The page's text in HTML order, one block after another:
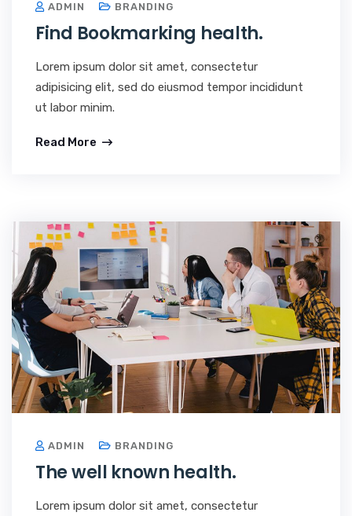
ADMIN BRANDING
Find Bookmarking health.
Lorem ipsum dolor sit amet, consectetur
adipisicing elit, sed do eiusmod tempor incididunt
ut labor minim.
Read More
ADMIN BRANDING
The well known health.
Lorem ipsum dolor sit amet, consectetur